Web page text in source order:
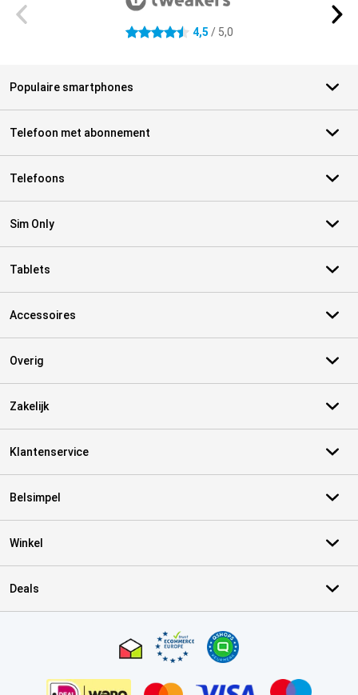
4.5 sterren 4,5 / 5,0
Populaire smartphones
Telefoon met abonnement
Telefoons
Sim Only
Tablets
Accessoires
Overig
Zakelijk
Klantenservice
Belsimpel
Winkel
Deals